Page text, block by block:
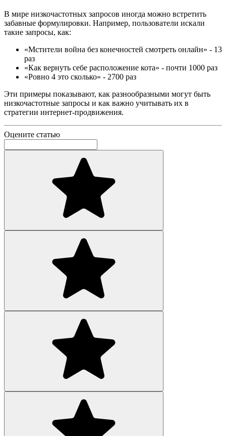
В мире низкочастотных запросов иногда можно встретить
забавные формулировки. Например, пользователи искали
такие запросы, как:
«Мстители война без конечностей смотреть онлайн» - 13
раз
«Как вернуть себе расположение кота» - почти 1000 раз
«Ровно 4 это сколько» - 2700 раз
Эти примеры показывают, как разнообразными могут быть
низкочастотные запросы и как важно учитывать их в
стратегии интернет-продвижения.
Оцените статью